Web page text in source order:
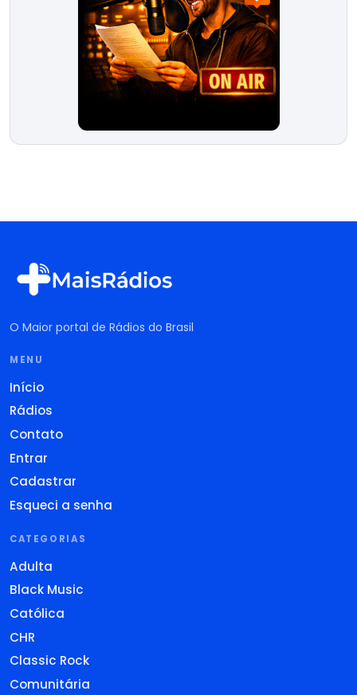
O Maior portal de Rádios do Brasil
MENU
Início
Rádios
Contato
Entrar
Cadastrar
Esqueci a senha
CATEGORIAS
Adulta
Black Music
Católica
CHR
Classic Rock
Comunitária